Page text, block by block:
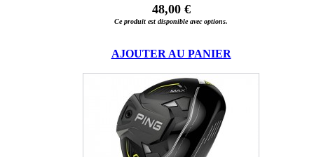
48,00 €
Ce produit est disponible avec options.
AJOUTER AU PANIER